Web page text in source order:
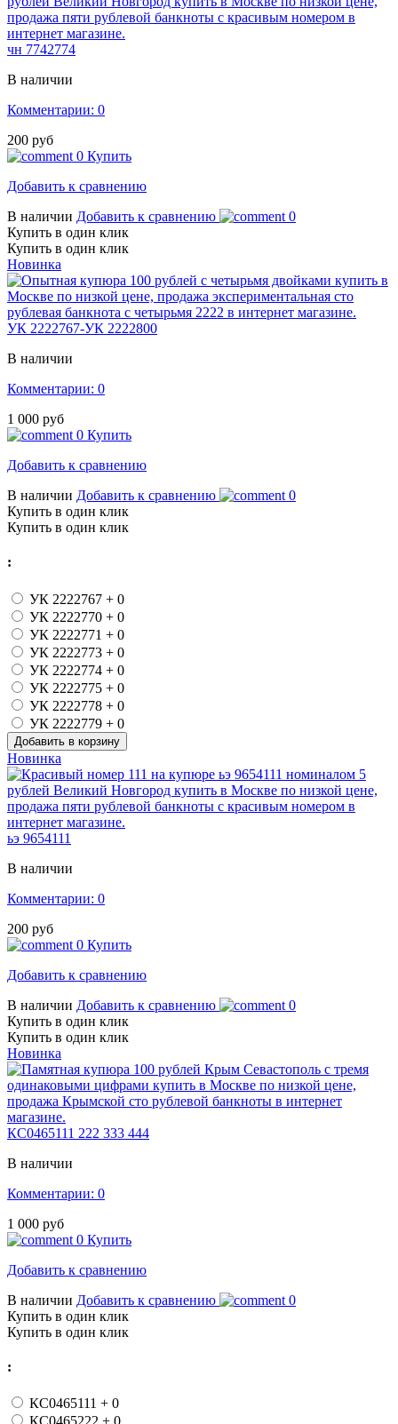
чн 7742774
В наличии
Комментарии: 0
200 руб
0 Купить
Добавить к сравнению
В наличии Добавить к сравнению
0
Купить в один клик
Купить в один клик
Новинка
УК 2222767-УК 2222800
В наличии
Комментарии: 0
1 000 руб
0 Купить
Добавить к сравнению
В наличии Добавить к сравнению
0
Купить в один клик
Купить в один клик
:
УК 2222767 + 0
УК 2222770 + 0
УК 2222771 + 0
УК 2222773 + 0
УК 2222774 + 0
УК 2222775 + 0
УК 2222778 + 0
УК 2222779 + 0
Новинка
ьэ 9654111
В наличии
Комментарии: 0
200 руб
0 Купить
Добавить к сравнению
В наличии Добавить к сравнению
0
Купить в один клик
Купить в один клик
Новинка
КС0465111 222 333 444
В наличии
Комментарии: 0
1 000 руб
0 Купить
Добавить к сравнению
В наличии Добавить к сравнению
0
Купить в один клик
Купить в один клик
:
КС0465111 + 0